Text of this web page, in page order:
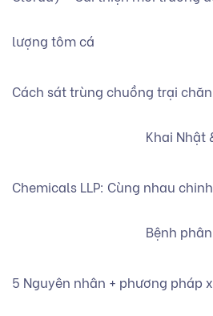
lượng tôm cá
Cách sát trùng chuồng trại
Khai Nhật
Chemicals LLP: Cùng nhau
Bệnh
5 Nguyên nhân + phương pháp